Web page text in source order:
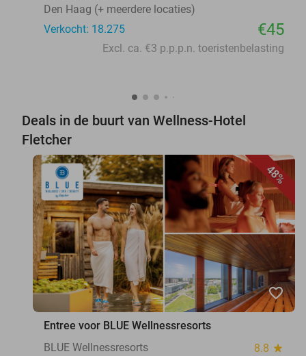
Den Haag (+ meerdere locaties)
Verkocht: 18.275
€45
Excl. ca. €3 p.p.p.n. toeristenbelasting
Deals in de buurt van Wellness-Hotel
Fletcher
48%
favorite_border
Entree voor BLUE Wellnessresorts
BLUE Wellnessresorts
8.8 star